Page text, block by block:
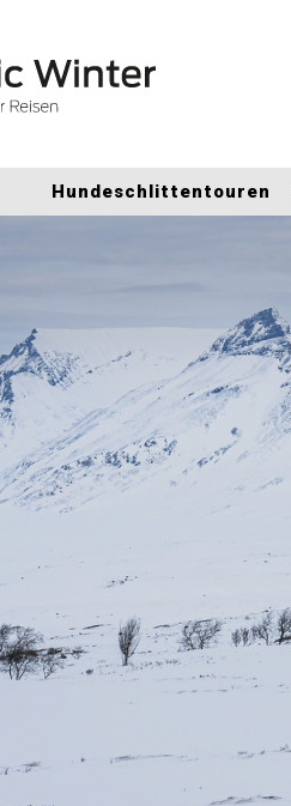
Hundeschlittentouren